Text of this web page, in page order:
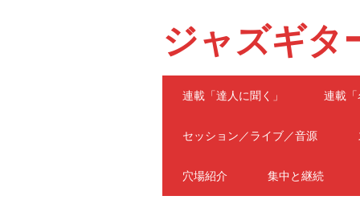
ジャズギタ
Main menu
連載「達人に聞く」 連載「
セッション／ライブ／音源
穴場紹介 集中と継続